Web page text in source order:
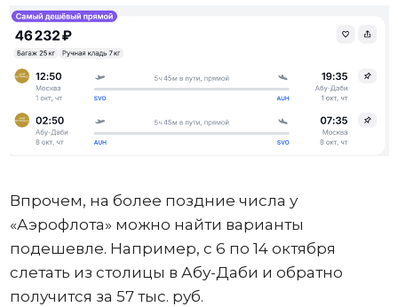
Впрочем, на более поздние числа у
«Аэрофлота» можно найти варианты
подешевле. Например, с 6 по 14 октября
слетать из столицы в Абу-Даби и обратно
получится за 57 тыс. руб.